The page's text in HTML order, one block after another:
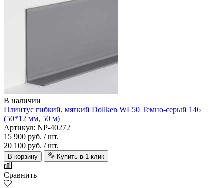
В наличии
Плинтус гибкий, мягкий Dollken WL50 Темно-серый 146
(50*12 мм, 50 м)
Артикул: NP-40272
15 900 руб. / шт.
20 100 руб. / шт.
В корзину Купить в 1 клик
Сравнить